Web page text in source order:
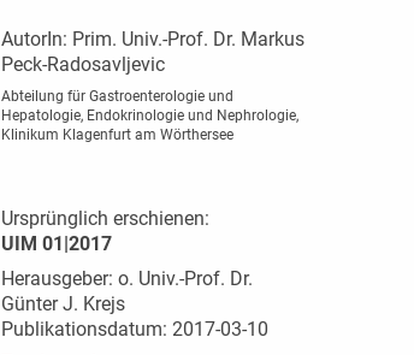
AutorIn: Prim. Univ.-Prof. Dr. Markus
Peck-Radosavljevic
Abteilung für Gastroenterologie und
Hepatologie, Endokrinologie und Nephrologie,
Klinikum Klagenfurt am Wörthersee
Ursprünglich erschienen:
UIM 01|2017
Herausgeber: o. Univ.-Prof. Dr.
Günter J. Krejs
Publikationsdatum: 2017-03-10